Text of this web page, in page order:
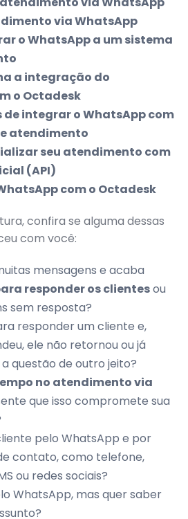
via WhatsApp
o WhatsApp a um sistema
a integração do
o Octadesk
de integrar o WhatsApp com
atendimento
seu atendimento com
(API)
com o Octadesk
confira se alguma dessas
com você:
mensagens e acaba
responder os clientesou
sem resposta?
responder um cliente e,
ele não retornou ou já
questão de outro jeito?
no atendimento via
que isso compromete sua
pelo WhatsApp e por
contato, como telefone,
ou redes sociais?
WhatsApp, mas quer saber